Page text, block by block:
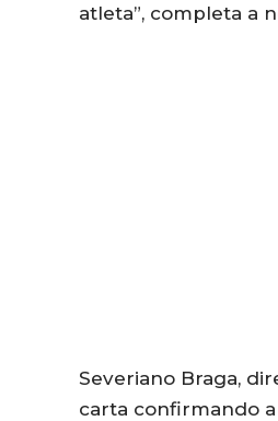
atleta”, completa a
Severiano Braga,
carta confirmando